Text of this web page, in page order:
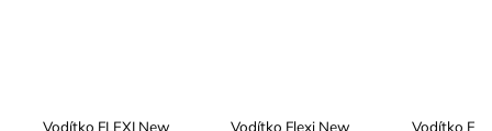
Vodítko FLEXI New
Vodítko Flexi New
Vodítko